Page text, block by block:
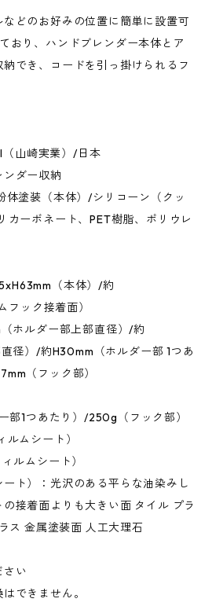
どのお好みの位置に簡単に設置可
おり、ハンドブレンダー本体とア
でき、コードを引っ掛けられるフ
（山崎実業）/日本
ンダー収納
体塗装（本体）/シリコーン（クッ
カーボネート、PET樹脂、ポリウレ
（本体）/約
ック接着面）
ホルダー部上部直径）/約
径）/約H30mm（ホルダー部 1つあ
（フック部）
部1つあたり）/250g（フック部）
ムシート）
ルムシート）
ート）：光沢のある平らな油染みし
接着面よりも大きい面 タイル プラ
ス 金属塗装面 人工大理石
い
できません。